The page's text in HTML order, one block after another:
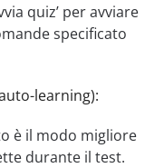
quiz’ per avviare
specificato
learning):
è il modo migliore
durante il test.